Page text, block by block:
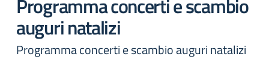
Programma concerti e scambio
auguri natalizi
Programma concerti e scambio auguri natalizi